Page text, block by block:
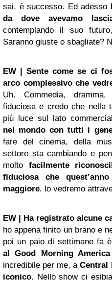
sai, è successo. Ed adesso
da dove avevamo
contemplando il suo
Saranno giuste o sbagliate?
EW | Sente come se ci
arco complessivo che
Uh. Commedia,
fiduciosa e credo che nella
più luce sul lato
nel mondo con tutti i
fare del cinema, della
settore sta cambiando e
molto facilmente
fiduciosa che
maggiore, lo vedremo
EW | Ha registrato alcune
ho appena finito un brano e
poi un paio di settimane fa è
al Good Morning
incredibile per me, aCentral
iconico. Nello show ci